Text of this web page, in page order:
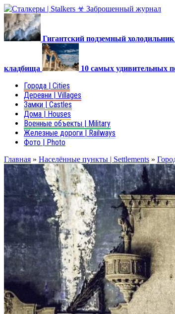
Гигантский подземный
кладбища 10 самых удивительных
Города | Cities
Деревни | Villages
Замки | Castles
Дома | Houses
Военные объекты | Military
Железные дороги | Railways
Фото | Photo
Главная » Населённые пункты | Settlements »